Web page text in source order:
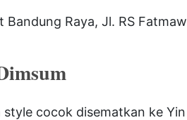
Bandung Raya, Jl. RS
cocok disematkan ke